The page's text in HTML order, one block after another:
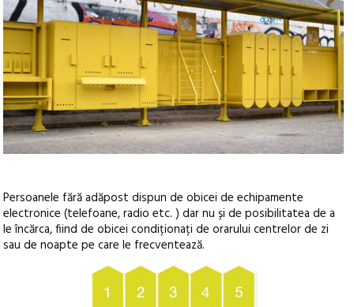
Persoanele fără adăpost dispun de obicei de echipamente
electronice (telefoane, radio etc. ) dar nu și de posibilitatea de a
le încărca, fiind de obicei condiționați de orarului centrelor de zi
sau de noapte pe care le frecventează.